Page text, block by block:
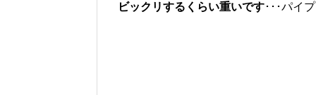
ビックリするくらい重いです･･･パイ